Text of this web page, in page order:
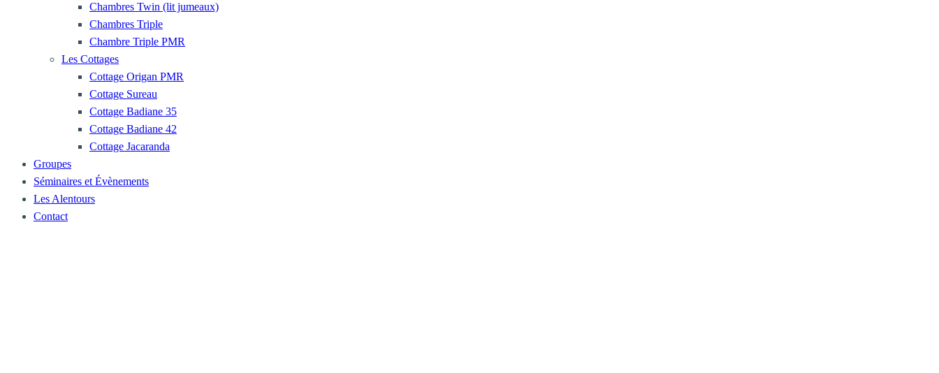
Chambres Twin (lit jumeaux)
Chambres Triple
Chambre Triple PMR
Les Cottages
Cottage Origan PMR
Cottage Sureau
Cottage Badiane 35
Cottage Badiane 42
Cottage Jacaranda
Groupes
Séminaires et Évènements
Les Alentours
Contact